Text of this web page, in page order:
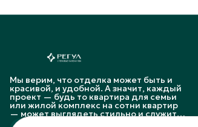
Мы верим, что отделка может быть и
красивой, и удобной. А значит, каждый
проект — будь то квартира для семьи
или жилой комплекс на сотни квартир
— может выглядеть стильно и служить
долго.